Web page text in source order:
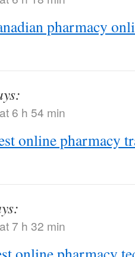
pharmacy
6 h 54 min
online pharmacy
7 h 32 min